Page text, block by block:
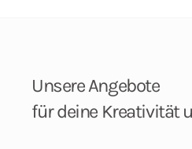
Unsere Angebote
für deine Kreativität